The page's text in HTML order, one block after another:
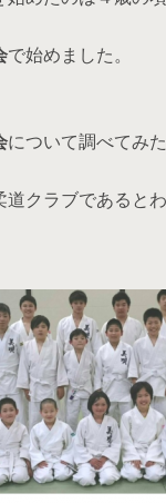
で始めました。
について調べてみ
クラブであるとわ